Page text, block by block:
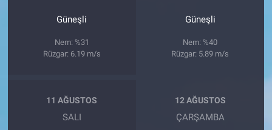
Güneşli
Nem: %31
Rüzgar: 6.19 m/s
Güneşli
Nem: %40
Rüzgar: 5.89 m/s
11 AĞUSTOS
SALI
12 AĞUSTOS
ÇARŞAMBA